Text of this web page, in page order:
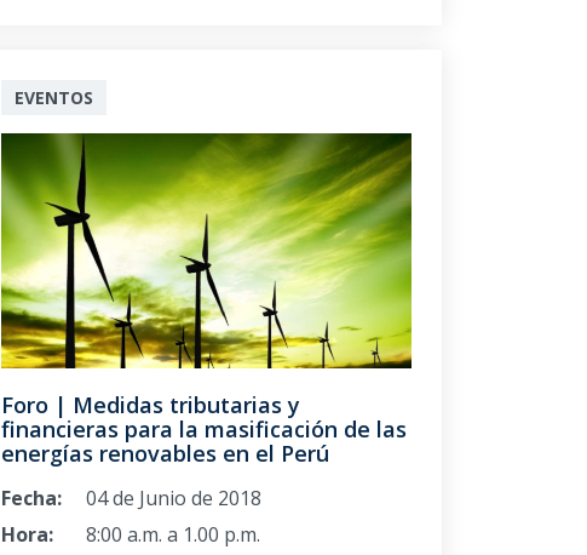
EVENTOS
Foro | Medidas tributarias y
financieras para la masificación de las
energías renovables en el Perú
Fecha:
04 de Junio de 2018
Hora:
8:00 a.m. a 1.00 p.m.